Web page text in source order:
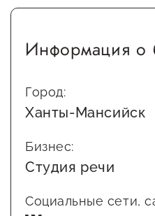
Информация о
Город:
Ханты-Мансийск
Бизнес:
Студия речи
Социальные сети,